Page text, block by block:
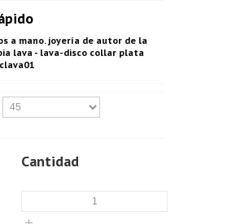
a mano. joyería de autor de la
lava - lava-disco collar plata
Cantidad